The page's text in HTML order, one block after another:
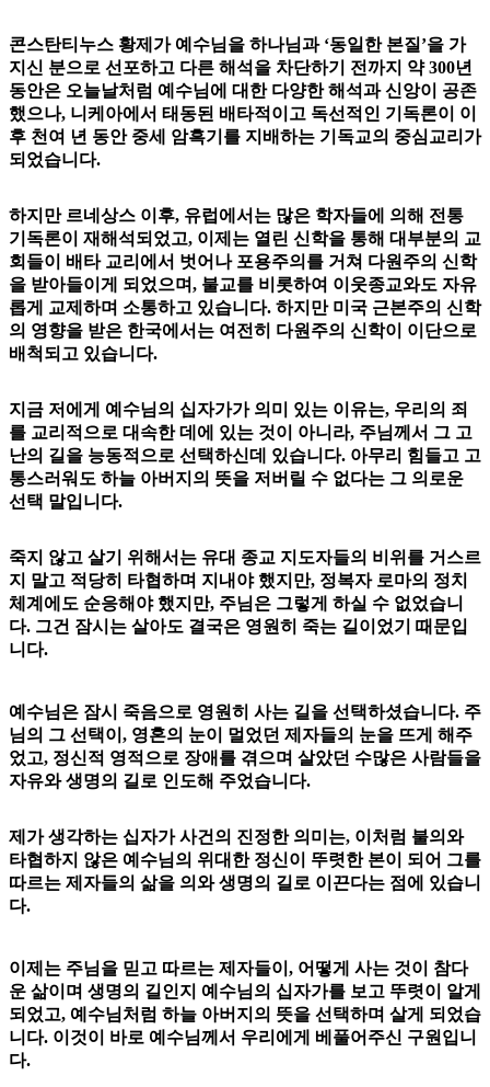
콘스탄티누스 황제가 예수님을 하나님과 ‘동일한 본질’을 가
지신 분으로 선포하고 다른 해석을 차단하기 전까지 약 300년
동안은 오늘날처럼 예수님에 대한 다양한 해석과 신앙이 공존
했으나, 니케아에서 태동된 배타적이고 독선적인 기독론이 이
후 천여 년 동안 중세 암흑기를 지배하는 기독교의 중심교리가
되었습니다.
하지만 르네상스 이후, 유럽에서는 많은 학자들에 의해 전통
기독론이 재해석되었고, 이제는 열린 신학을 통해 대부분의 교
회들이 배타 교리에서 벗어나 포용주의를 거쳐 다원주의 신학
을 받아들이게 되었으며, 불교를 비롯하여 이웃종교와도 자유
롭게 교제하며 소통하고 있습니다. 하지만 미국 근본주의 신학
의 영향을 받은 한국에서는 여전히 다원주의 신학이 이단으로
배척되고 있습니다.
지금 저에게 예수님의 십자가가 의미 있는 이유는, 우리의 죄
를 교리적으로 대속한 데에 있는 것이 아니라, 주님께서 그 고
난의 길을 능동적으로 선택하신데 있습니다. 아무리 힘들고 고
통스러워도 하늘 아버지의 뜻을 저버릴 수 없다는 그 의로운
선택 말입니다.
죽지 않고 살기 위해서는 유대 종교 지도자들의 비위를 거스르
지 말고 적당히 타협하며 지내야 했지만, 정복자 로마의 정치
체계에도 순응해야 했지만, 주님은 그렇게 하실 수 없었습니
다. 그건 잠시는 살아도 결국은 영원히 죽는 길이었기 때문입
니다.
예수님은 잠시 죽음으로 영원히 사는 길을 선택하셨습니다. 주
님의 그 선택이, 영혼의 눈이 멀었던 제자들의 눈을 뜨게 해주
었고, 정신적 영적으로 장애를 겪으며 살았던 수많은 사람들을
자유와 생명의 길로 인도해 주었습니다.
제가 생각하는 십자가 사건의 진정한 의미는, 이처럼 불의와
타협하지 않은 예수님의 위대한 정신이 뚜렷한 본이 되어 그를
따르는 제자들의 삶을 의와 생명의 길로 이끈다는 점에 있습니
다.
이제는 주님을 믿고 따르는 제자들이, 어떻게 사는 것이 참다
운 삶이며 생명의 길인지 예수님의 십자가를 보고 뚜렷이 알게
되었고, 예수님처럼 하늘 아버지의 뜻을 선택하며 살게 되었습
니다. 이것이 바로 예수님께서 우리에게 베풀어주신 구원입니
다.